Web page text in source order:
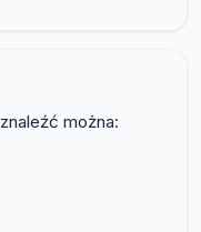
można: